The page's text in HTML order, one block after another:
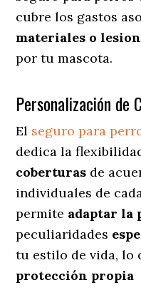
cubre los gastos
materiales o
por tu mascota.
Personalización de
El seguro para
dedica la
coberturas de
individuales de
permite adaptar la
peculiaridades
tu estilo de vida, lo
protección propia